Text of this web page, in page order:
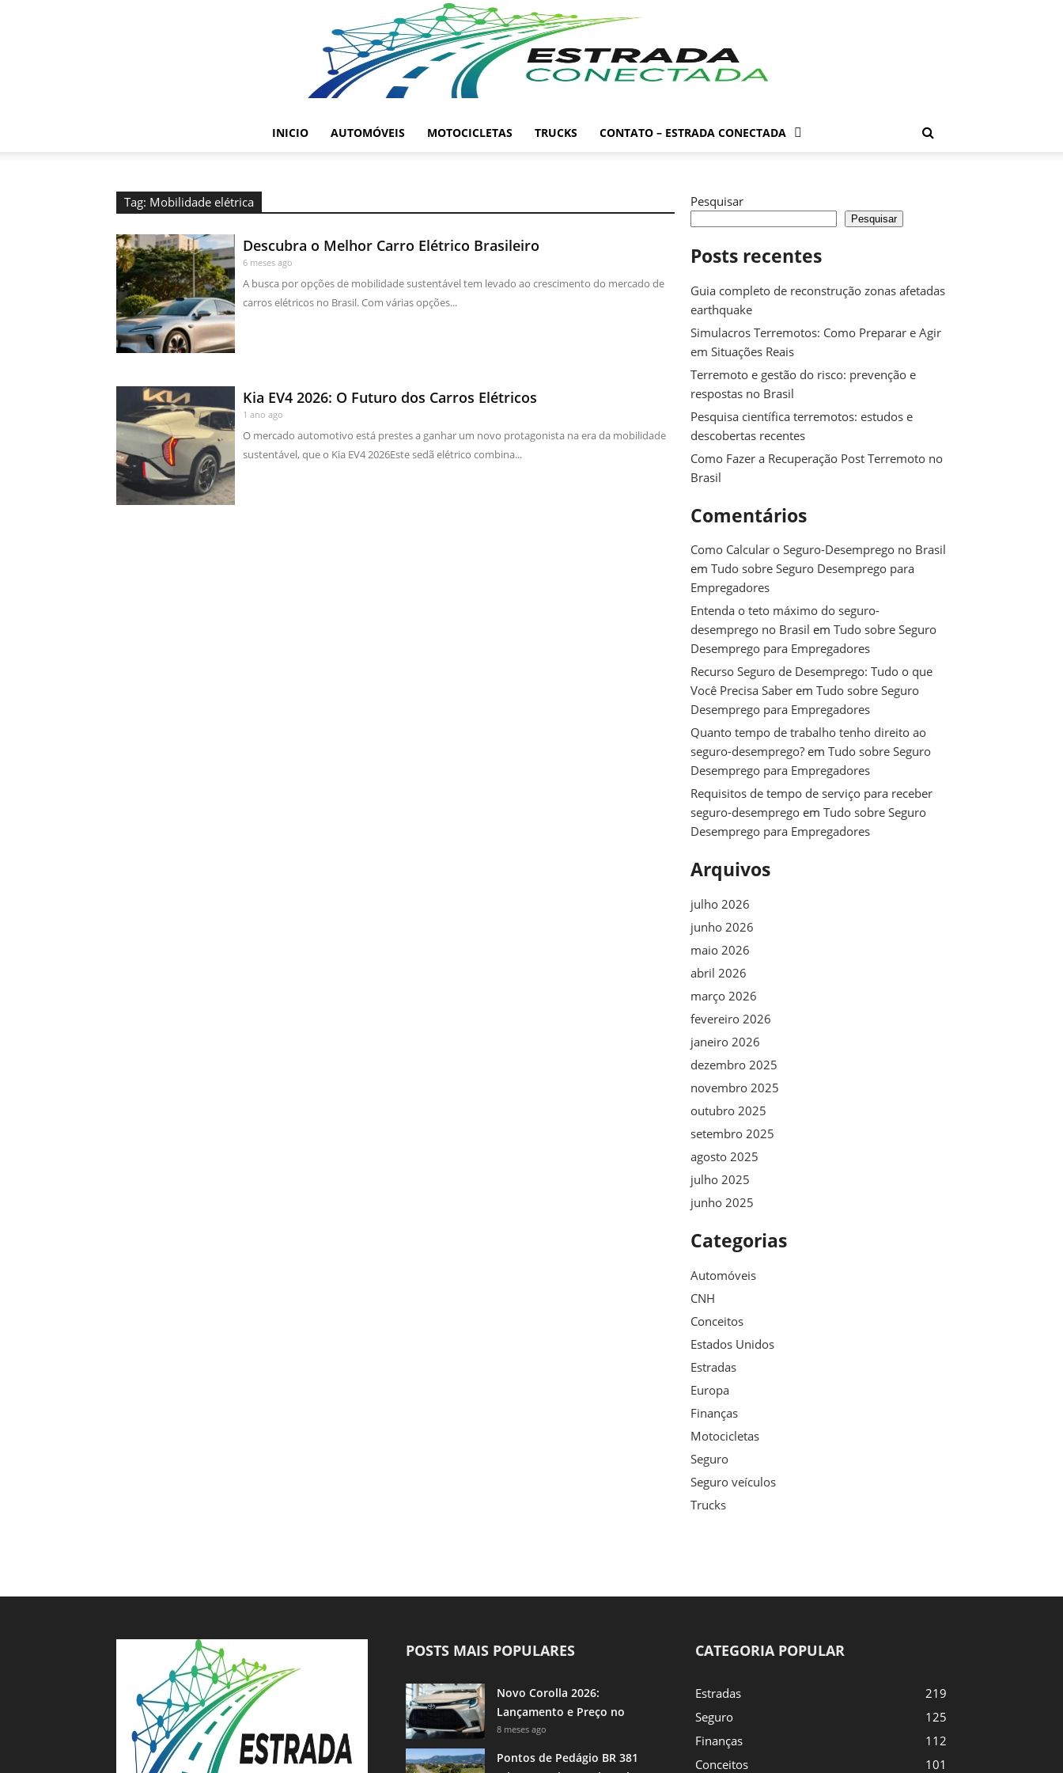
INICIO AUTOMÓVEIS MOTOCICLETAS TRUCKS CONTATO – ESTRADA CONECTADA
Tag: Mobilidade elétrica
Descubra o Melhor Carro Elétrico Brasileiro
6 meses ago
A busca por opções de mobilidade sustentável tem levado ao crescimento do mercado de
carros elétricos no Brasil. Com várias opções...
Kia EV4 2026: O Futuro dos Carros Elétricos
1 ano ago
O mercado automotivo está prestes a ganhar um novo protagonista na era da mobilidade
sustentável, que o Kia EV4 2026Este sedã elétrico combina...
Pesquisar
Pesquisar
Posts recentes
Guia completo de reconstrução zonas afetadas
earthquake
Simulacros Terremotos: Como Preparar e Agir
em Situações Reais
Terremoto e gestão do risco: prevenção e
respostas no Brasil
Pesquisa científica terremotos: estudos e
descobertas recentes
Como Fazer a Recuperação Post Terremoto no
Brasil
Comentários
Como Calcular o Seguro-Desemprego no Brasil
em Tudo sobre Seguro Desemprego para
Empregadores
Entenda o teto máximo do seguro-
desemprego no Brasil em Tudo sobre Seguro
Desemprego para Empregadores
Recurso Seguro de Desemprego: Tudo o que
Você Precisa Saber em Tudo sobre Seguro
Desemprego para Empregadores
Quanto tempo de trabalho tenho direito ao
seguro-desemprego? em Tudo sobre Seguro
Desemprego para Empregadores
Requisitos de tempo de serviço para receber
seguro-desemprego em Tudo sobre Seguro
Desemprego para Empregadores
Arquivos
julho 2026
junho 2026
maio 2026
abril 2026
março 2026
fevereiro 2026
janeiro 2026
dezembro 2025
novembro 2025
outubro 2025
setembro 2025
agosto 2025
julho 2025
junho 2025
Categorias
Automóveis
CNH
Conceitos
Estados Unidos
Estradas
Europa
Finanças
Motocicletas
Seguro
Seguro veículos
Trucks
POSTS MAIS POPULARES
Novo Corolla 2026:
Lançamento e Preço no
Brasil
8 meses ago
Pontos de Pedágio BR 381
CATEGORIA POPULAR
Estradas
219
Seguro
125
Finanças
112
Conceitos
101